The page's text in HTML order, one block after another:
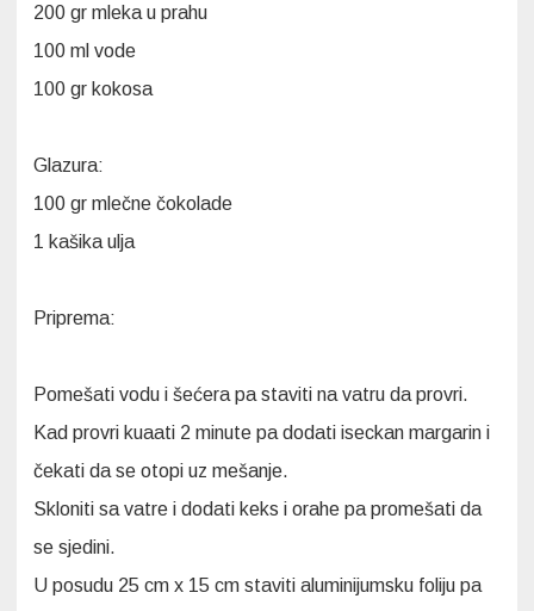
200 gr mleka u prahu
100 ml vode
100 gr kokosa
Glazura:
100 gr mlečne čokolade
1 kašika ulja
Priprema:
Pomešati vodu i šećera pa staviti na vatru da provri.
Kad provri kuaati 2 minute pa dodati iseckan margarin i
čekati da se otopi uz mešanje.
Skloniti sa vatre i dodati keks i orahe pa promešati da
se sjedini.
U posudu 25 cm x 15 cm staviti aluminijumsku foliju pa